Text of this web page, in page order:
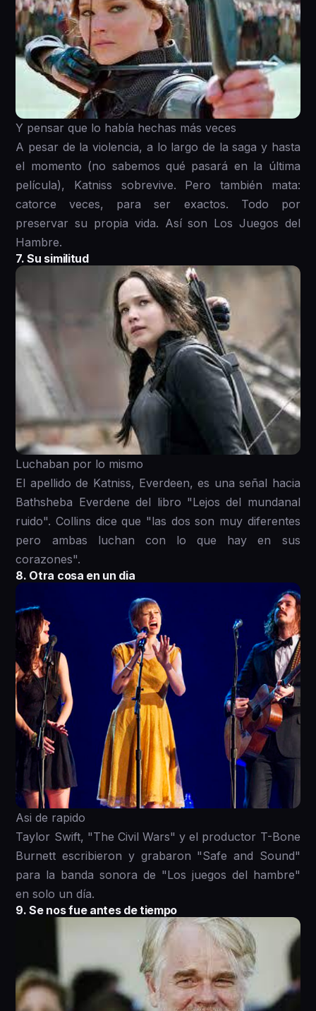
Y pensar que lo había hechas más veces
A pesar de la violencia, a lo largo de la saga y hasta
el momento (no sabemos qué pasará en la última
película), Katniss sobrevive. Pero también mata:
catorce veces, para ser exactos. Todo por
preservar su propia vida. Así son Los Juegos del
Hambre.
7. Su similitud
Luchaban por lo mismo
El apellido de Katniss, Everdeen, es una señal hacia
Bathsheba Everdene del libro "Lejos del mundanal
ruido". Collins dice que "las dos son muy diferentes
pero ambas luchan con lo que hay en sus
corazones".
8. Otra cosa en un dia
Asi de rapido
Taylor Swift, "The Civil Wars" y el productor T-Bone
Burnett escribieron y grabaron "Safe and Sound"
para la banda sonora de "Los juegos del hambre"
en solo un día.
9. Se nos fue antes de tiempo